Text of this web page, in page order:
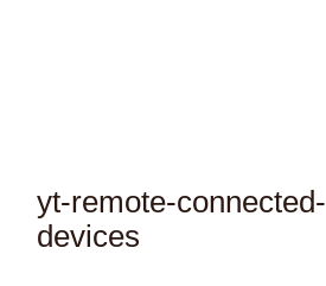
yt-remote-connected-
devices